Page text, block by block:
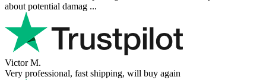
about potential damag ...
Victor M.
Very professional, fast shipping, will buy again